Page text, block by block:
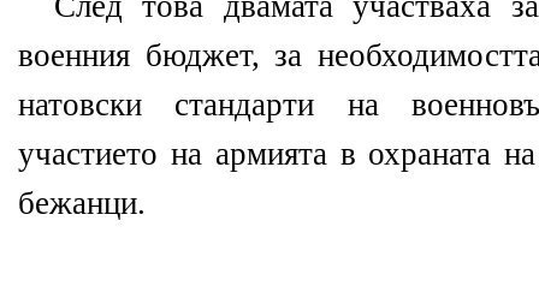
военния бюджет, за
натовски стандарти на
участието на армията в охраната
бежанци.